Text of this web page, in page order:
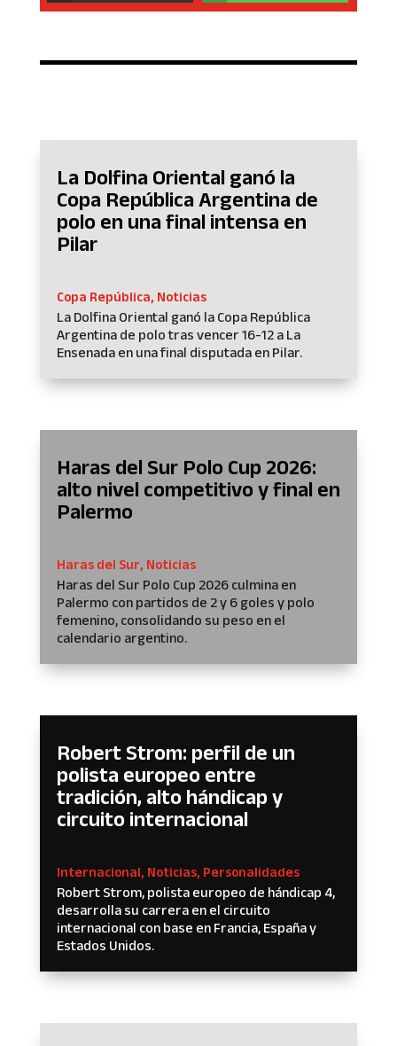
La Dolfina Oriental ganó la
Copa República Argentina de
polo en una final intensa en
Pilar
Copa República, Noticias
La Dolfina Oriental ganó la Copa República
Argentina de polo tras vencer 16-12 a La
Ensenada en una final disputada en Pilar.
Haras del Sur Polo Cup 2026:
alto nivel competitivo y final en
Palermo
Haras del Sur, Noticias
Haras del Sur Polo Cup 2026 culmina en
Palermo con partidos de 2 y 6 goles y polo
femenino, consolidando su peso en el
calendario argentino.
Robert Strom: perfil de un
polista europeo entre
tradición, alto hándicap y
circuito internacional
Internacional, Noticias, Personalidades
Robert Strom, polista europeo de hándicap 4,
desarrolla su carrera en el circuito
internacional con base en Francia, España y
Estados Unidos.